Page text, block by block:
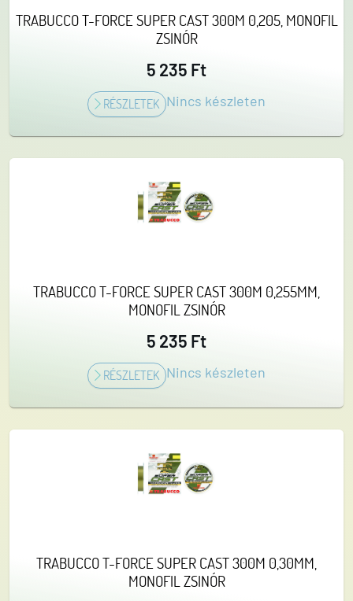
TRABUCCO T-FORCE SUPER CAST 300M 0,205, MONOFIL
ZSINÓR
5 235 Ft
RÉSZLETEK Nincs készleten
TRABUCCO T-FORCE SUPER CAST 300M 0,255MM,
MONOFIL ZSINÓR
5 235 Ft
RÉSZLETEK Nincs készleten
TRABUCCO T-FORCE SUPER CAST 300M 0,30MM,
MONOFIL ZSINÓR